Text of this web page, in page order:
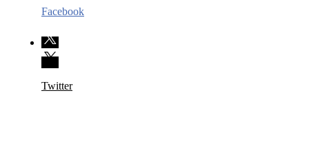
Facebook
Twitter